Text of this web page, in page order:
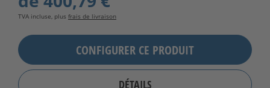
TVA incluse, plus frais de livraison
CONFIGURER CE PRODUIT
DÉTAILS